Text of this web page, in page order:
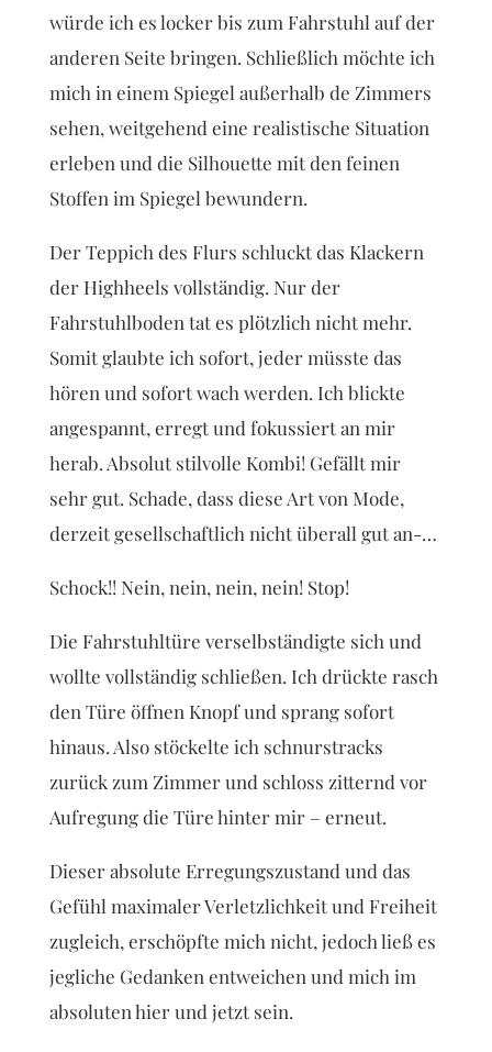
würde ich es locker bis zum Fahrstuhl auf der
anderen Seite bringen. Schließlich möchte ich
mich in einem Spiegel außerhalb de Zimmers
sehen, weitgehend eine realistische Situation
erleben und die Silhouette mit den feinen
Stoffen im Spiegel bewundern.
Der Teppich des Flurs schluckt das Klackern
der Highheels vollständig. Nur der
Fahrstuhlboden tat es plötzlich nicht mehr.
Somit glaubte ich sofort, jeder müsste das
hören und sofort wach werden. Ich blickte
angespannt, erregt und fokussiert an mir
herab. Absolut stilvolle Kombi! Gefällt mir
sehr gut. Schade, dass diese Art von Mode,
derzeit gesellschaftlich nicht überall gut an-…
Schock!! Nein, nein, nein, nein! Stop!
Die Fahrstuhltüre verselbständigte sich und
wollte vollständig schließen. Ich drückte rasch
den Türe öffnen Knopf und sprang sofort
hinaus. Also stöckelte ich schnurstracks
zurück zum Zimmer und schloss zitternd vor
Aufregung die Türe hinter mir – erneut.
Dieser absolute Erregungszustand und das
Gefühl maximaler Verletzlichkeit und Freiheit
zugleich, erschöpfte mich nicht, jedoch ließ es
jegliche Gedanken entweichen und mich im
absoluten hier und jetzt sein.